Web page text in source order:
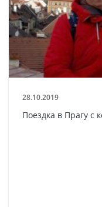
28.10.2019
Поездка в Прагу с